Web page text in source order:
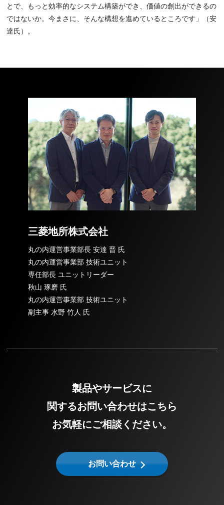
とで、もっと効率的なシステム構築ができ、価値の創出ができるの
ではないか。今まさに、そんな構想を進めているところです」（安
達氏）。
三菱地所株式会社
丸の内運営事業部長 安達 晋 氏
丸の内運営事業部 技術ユニット
専任部長 ユニットリーダー
秋山 琢磨 氏
丸の内運営事業部 技術ユニット
副主事 水野 竹人 氏
製品やサービスに
関するお問い合わせはこちら
お気軽にご相談ください。
お問い合わせ